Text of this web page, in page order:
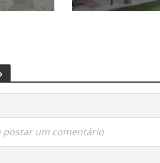
postar um comentário